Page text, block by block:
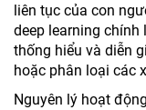
liên tục của con
deep learning chính
thống hiểu và diễn
hoặc phân loại các
Nguyên lý hoạt